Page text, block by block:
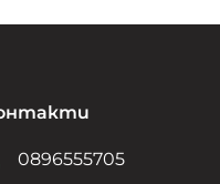
0896555705